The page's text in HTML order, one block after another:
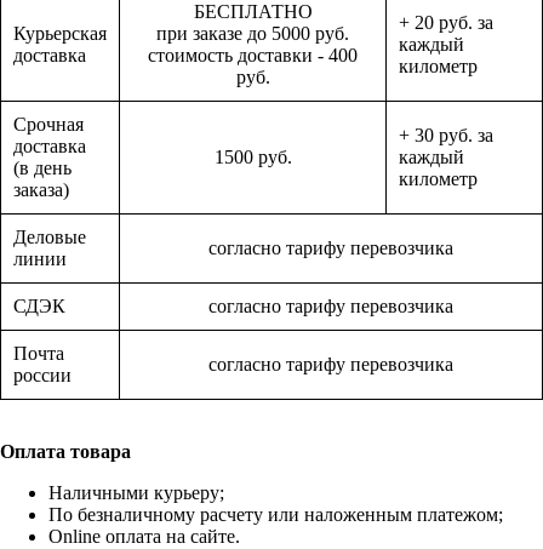
Курьерская
доставка
БЕСПЛАТНО
при заказе до 5000 руб.
стоимость доставки - 400
руб.
+ 20 руб. за
каждый
километр
Срочная
доставка
(в день
заказа)
1500 руб.
+ 30 руб. за
каждый
километр
Деловые
линии
согласно тарифу перевозчика
СДЭК согласно тарифу перевозчика
Почта
россии
согласно тарифу перевозчика
Оплата товара
Наличными курьеру;
По безналичному расчету или наложенным платежом;
Online оплата на сайте.